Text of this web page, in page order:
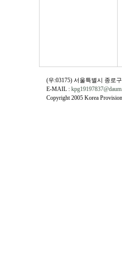
(우:03175) 서울특별시 종로
E-MAIL :
Copyright 2005 Korea